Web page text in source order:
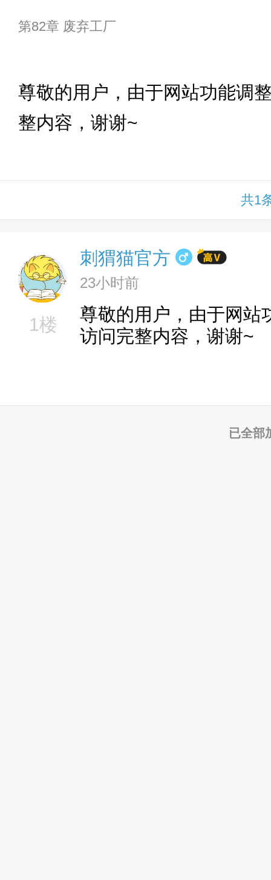
第82章 废弃工厂
尊敬的用户，由于网站功能调
整内容，谢谢~
共1
1楼
刺猬猫官方
23小时前
尊敬的用户，由于网站
访问完整内容，谢谢~
已全部